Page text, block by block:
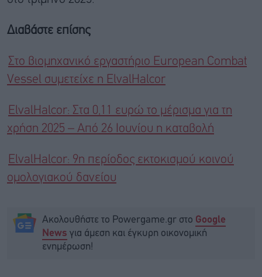
Διαβάστε επίσης
Στο βιομηχανικό εργαστήριο European Combat
Vessel συμετείχε η ElvalHalcor
ElvalHalcor: Στα 0,11 ευρώ το μέρισμα για τη
χρήση 2025 – Από 26 Ιουνίου η καταβολή
ElvalHalcor: 9η περίοδος εκτοκισμού κοινού
ομολογιακού δανείου
Ακολουθήστε το Powergame.gr στο Google
News για άμεση και έγκυρη οικονομική
ενημέρωση!